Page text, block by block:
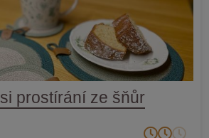
prostírání ze šňůr